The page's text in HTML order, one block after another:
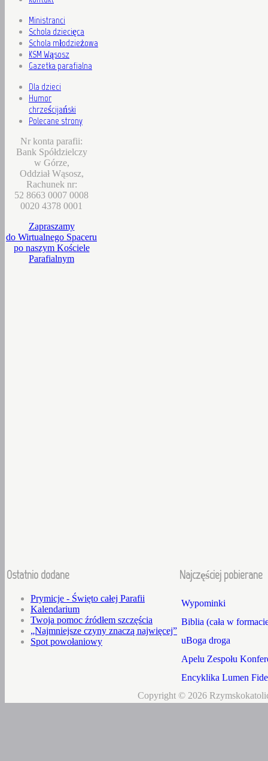
Ministranci
Schola dziecięca
Schola młodzieżowa
KSM Wąsosz
Gazetka parafialna
Dla dzieci
Humor
chrześcijański
Polecane strony
Nr konta parafii:
Bank Spółdzielczy
w Górze,
Oddział Wąsosz,
Rachunek nr:
52 8663 0007 0008
0020 4378 0001
Zapraszamy
do Wirtualnego Spaceru
po naszym Kościele
Parafialnym
Ostatnio dodane
Prymicje - Święto całej Parafii
Kalendarium
Twoja pomoc źródłem szczęścia
„Najmniejsze czyny znaczą najwięcej”
Spot powołaniowy
Najczęściej pobierane
Wypominki
Biblia (cała w
uBoga droga
Apelu Zespołu
Encyklika Lumen
Copyright © 2026